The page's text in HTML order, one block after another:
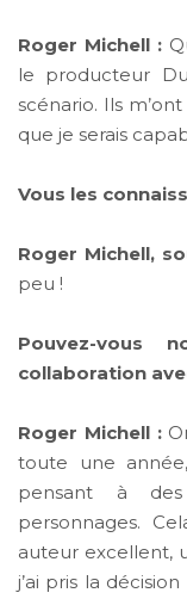
Roger Michell :
le producteur
scénario. Ils
que je serais
Vous les
Roger Michell,
peu !
Pouvez-
collaboration
Roger Michell :
toute une
pensant à
personnages.
auteur excellent,
j’ai pris la